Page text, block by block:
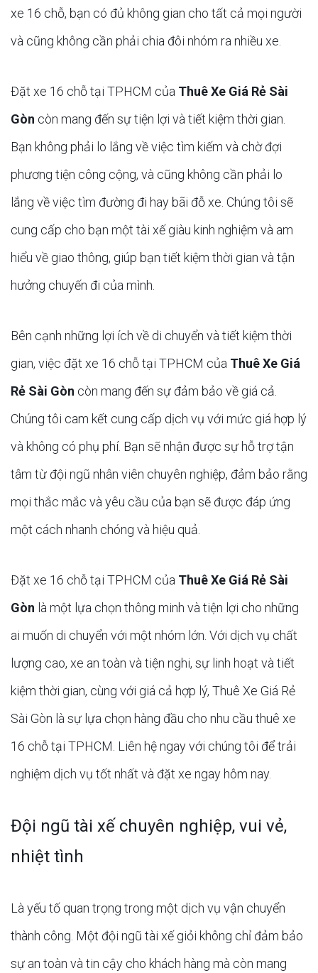
xe 16 chỗ, bạn có đủ không gian cho tất cả mọi người
và cũng không cần phải chia đôi nhóm ra nhiều xe.
Đặt xe 16 chỗ tại TPHCM của Thuê Xe Giá Rẻ Sài
Gòn còn mang đến sự tiện lợi và tiết kiệm thời gian.
Bạn không phải lo lắng về việc tìm kiếm và chờ đợi
phương tiện công cộng, và cũng không cần phải lo
lắng về việc tìm đường đi hay bãi đỗ xe. Chúng tôi sẽ
cung cấp cho bạn một tài xế giàu kinh nghiệm và am
hiểu về giao thông, giúp bạn tiết kiệm thời gian và tận
hưởng chuyến đi của mình.
Bên cạnh những lợi ích về di chuyển và tiết kiệm thời
gian, việc đặt xe 16 chỗ tại TPHCM của Thuê Xe Giá
Rẻ Sài Gòn còn mang đến sự đảm bảo về giá cả.
Chúng tôi cam kết cung cấp dịch vụ với mức giá hợp lý
và không có phụ phí. Bạn sẽ nhận được sự hỗ trợ tận
tâm từ đội ngũ nhân viên chuyên nghiệp, đảm bảo rằng
mọi thắc mắc và yêu cầu của bạn sẽ được đáp ứng
một cách nhanh chóng và hiệu quả.
Đặt xe 16 chỗ tại TPHCM của Thuê Xe Giá Rẻ Sài
Gòn là một lựa chọn thông minh và tiện lợi cho những
ai muốn di chuyển với một nhóm lớn. Với dịch vụ chất
lượng cao, xe an toàn và tiện nghi, sự linh hoạt và tiết
kiệm thời gian, cùng với giá cả hợp lý, Thuê Xe Giá Rẻ
Sài Gòn là sự lựa chọn hàng đầu cho nhu cầu thuê xe
16 chỗ tại TPHCM. Liên hệ ngay với chúng tôi để trải
nghiệm dịch vụ tốt nhất và đặt xe ngay hôm nay.
Đội ngũ tài xế chuyên nghiệp, vui vẻ,
nhiệt tình
Là yếu tố quan trọng trong một dịch vụ vận chuyển
thành công. Một đội ngũ tài xế giỏi không chỉ đảm bảo
sự an toàn và tin cậy cho khách hàng mà còn mang